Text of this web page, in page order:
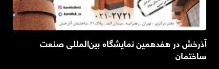
آذرخش در هفدهمین نمایشگاه بین‌المللی صنعت
ساختمان